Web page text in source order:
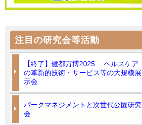
注目の研究会等活動
【終了】健都万博2025 ヘルスケア
の革新的技術・サービス等の大規模展
示会
パークマネジメントと次世代公園研究
会